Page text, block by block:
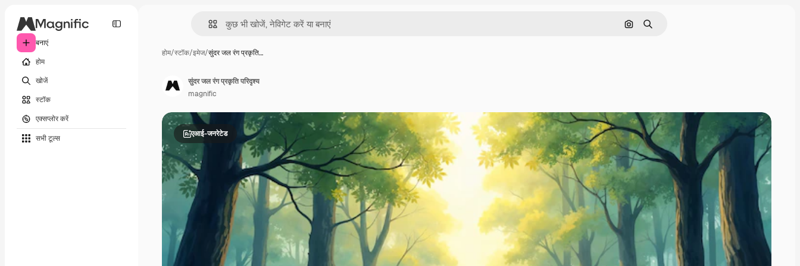
बनाएं
होम
खोजें
स्टॉक
एक्सप्लोर करें
सभी टूल्‍स
इमेज से खोजें
खोजें
होम/स्टॉक/इमेज/सुंदर जल रंग प्रकृति…
एआई-जनरेटेड
सुंदर जल रंग प्रकृति परिदृश्य
magnific